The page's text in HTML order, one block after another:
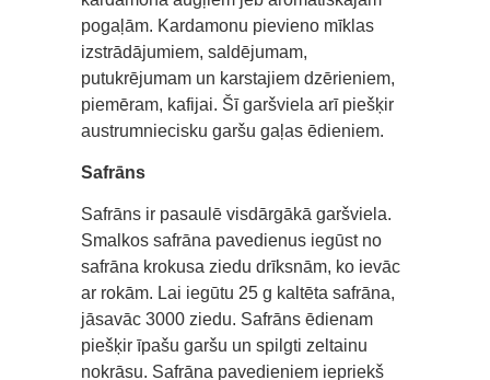
pogaļām. Kardamonu pievieno mīklas
izstrādājumiem, saldējumam,
putukrējumam un karstajiem dzērieniem,
piemēram, kafijai. Šī garšviela arī piešķir
austrumniecisku garšu gaļas ēdieniem.
Safrāns
Safrāns ir pasaulē visdārgākā garšviela.
Smalkos safrāna pavedienus iegūst no
safrāna krokusa ziedu drīksnām, ko ievāc
ar rokām. Lai iegūtu 25 g kaltēta safrāna,
jāsavāc 3000 ziedu. Safrāns ēdienam
piešķir īpašu garšu un spilgti zeltainu
nokrāsu. Safrāna pavedieniem iepriekš